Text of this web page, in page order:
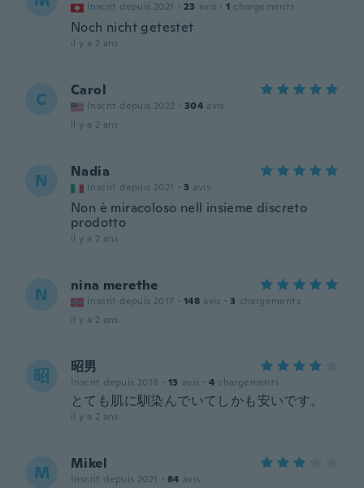
Inscrit depuis 2021 · 23 avis · 1 chargements
Noch nicht getestet
il y a 2 ans
C Carol
Inscrit depuis 2022 · 304 avis
il y a 2 ans
N Nadia
Inscrit depuis 2021 · 3 avis
Non è miracoloso nell insieme discreto
prodotto
il y a 2 ans
N nina merethe
Inscrit depuis 2017 · 148 avis · 3 chargements
il y a 2 ans
昭 昭男
Inscrit depuis 2018 · 13 avis · 4 chargements
とても肌に馴染んでいてしかも安いです。
il y a 2 ans
M Mikel
Inscrit depuis 2021 · 84 avis